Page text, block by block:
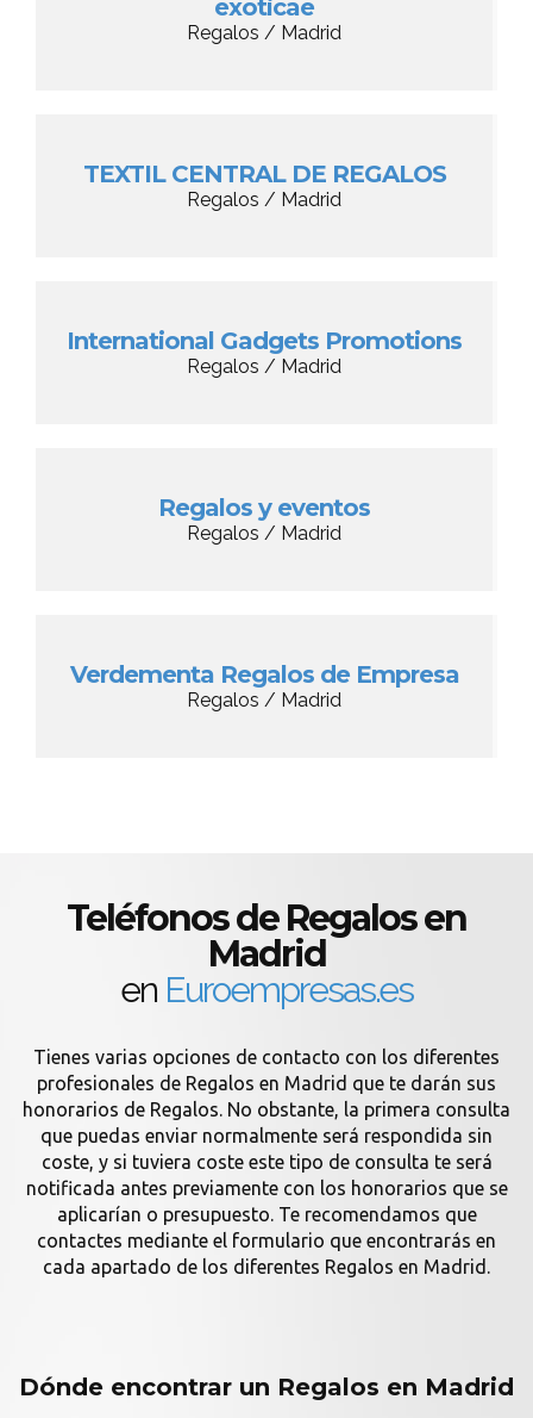
exoticae
Regalos / Madrid
TEXTIL CENTRAL DE REGALOS
Regalos / Madrid
International Gadgets Promotions
Regalos / Madrid
Regalos y eventos
Regalos / Madrid
Verdementa Regalos de Empresa
Regalos / Madrid
Teléfonos de Regalos en
Madrid
en Euroempresas.es
Tienes varias opciones de contacto con los diferentes
profesionales de Regalos en Madrid que te darán sus
honorarios de Regalos. No obstante, la primera consulta
que puedas enviar normalmente será respondida sin
coste, y si tuviera coste este tipo de consulta te será
notificada antes previamente con los honorarios que se
aplicarían o presupuesto. Te recomendamos que
contactes mediante el formulario que encontrarás en
cada apartado de los diferentes Regalos en Madrid.
Dónde encontrar un Regalos en Madrid